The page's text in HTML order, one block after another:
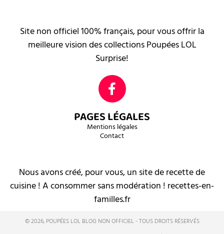
Site non officiel 100% français, pour vous offrir la
meilleure vision des collections Poupées LOL
Surprise!
PAGES LÉGALES
Mentions légales
Contact
Nous avons créé, pour vous, un site de recette de
cuisine ! A consommer sans modération ! recettes-en-
familles.fr
© 2026, POUPÉES LOL BLOG NON OFFICIEL - TOUS DROITS RÉSERVÉS